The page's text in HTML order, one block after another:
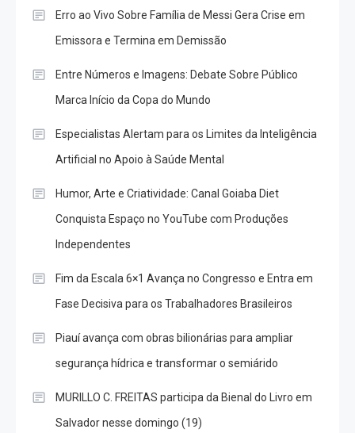
Erro ao Vivo Sobre Família de Messi Gera Crise em
Emissora e Termina em Demissão
Entre Números e Imagens: Debate Sobre Público
Marca Início da Copa do Mundo
Especialistas Alertam para os Limites da Inteligência
Artificial no Apoio à Saúde Mental
Humor, Arte e Criatividade: Canal Goiaba Diet
Conquista Espaço no YouTube com Produções
Independentes
Fim da Escala 6×1 Avança no Congresso e Entra em
Fase Decisiva para os Trabalhadores Brasileiros
Piauí avança com obras bilionárias para ampliar
segurança hídrica e transformar o semiárido
MURILLO C. FREITAS participa da Bienal do Livro em
Salvador nesse domingo (19)